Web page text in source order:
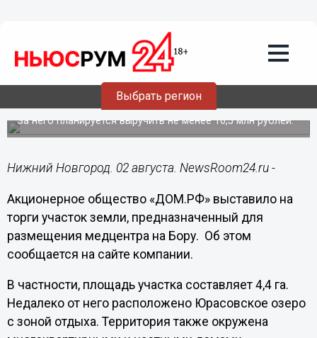
Выбрать регион
02.08.202216:24
Торги по продаже участка под
медцентр объявлены на Бору
За него планируется выручить не менее 16,5 млн рублей.
Нижний Новгород. 02 августа. NewsRoom24.ru -
Акционерное общество «ДОМ.РФ» выставило на
торги участок земли, предназначенный для
размещения медцентра на Бору. Об этом
сообщается на сайте компании.
В частности, площадь участка составляет 4,4 га.
Недалеко от него расположено Юрасовское озеро
с зоной отдыха. Территория также окружена